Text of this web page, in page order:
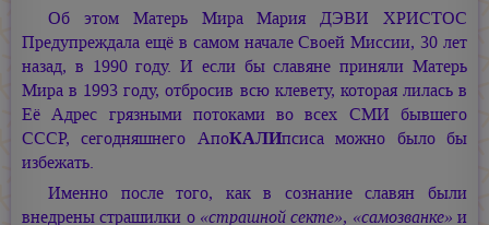
Об этом Матерь МираМария ДЭВИ ХРИСТОС
Предупреждала ещё в самом начале Своей Миссии, 30 лет
назад, в 1990 году. И если бы славяне приняли Матерь
Мира в 1993 году, отбросив всю клевету, которая лилась в
Её Адрес грязными потоками во всех СМИ бывшего
СССР, сегодняшнего АпоКАЛИпсиса можно было бы
избежать.
Именно после того, как в сознание славян были
внедрены страшилки о «страшной секте», «самозванке»и